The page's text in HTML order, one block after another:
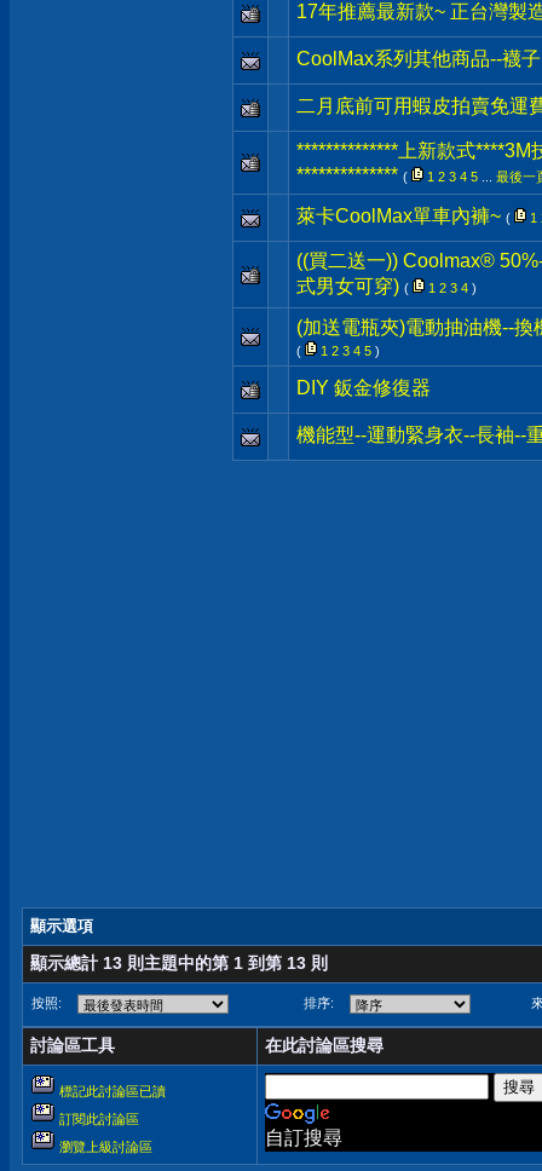
17年推薦最新款~ 正台灣製
CoolMax系列其他商品--襪
二月底前可用蝦皮拍賣免運
**************上新款式
************** ( 1 2 3 4 5 最後一
萊卡CoolMax單車內褲~ ( 1
((買二送一)) Coolmax®
式男女可穿) ( 1 2 3 4 )
(加送電瓶夾)電動抽油機--
( 1 2 3 4 5 )
DIY 鈑金修復器
機能型--運動緊身衣--長袖--
顯示選項
顯示總計 13 則主題中的第 1 到第 13 則
按照: 排序:
討論區工具 在此討論區搜尋
標記此討論區已讀
訂閱此討論區
瀏覽上級討論區
自訂搜尋